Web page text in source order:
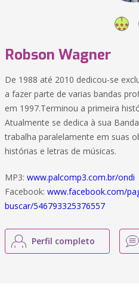
Robson Wagner
De 1988 até 2010 dedicou-se
a fazer parte de varias bandas
em 1997.Terminou a primeira
Atualmente se dedica à sua
trabalha paralelamente em suas
histórias e letras de músicas.
MP3: www.palcomp3.com.br/ondi
Facebook: www.facebook.com/
buscar/546793325376557
Perfil completo